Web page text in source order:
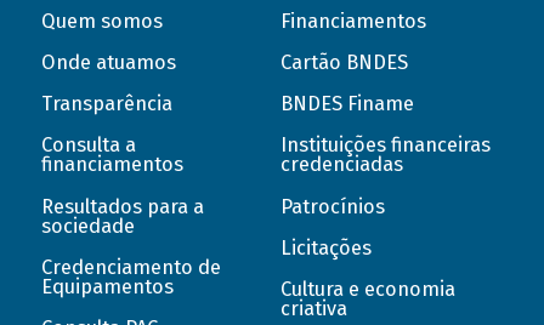
Quem somos
Onde atuamos
Transparência
Consulta a
financiamentos
Resultados para a
sociedade
Credenciamento de
Equipamentos
Financiamentos
Cartão BNDES
BNDES Finame
Instituições financeiras
credenciadas
Patrocínios
Licitações
Cultura e economia
criativa